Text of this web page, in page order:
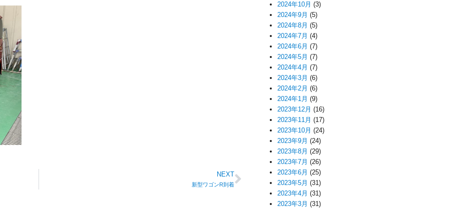
NEXT
新型ワゴンR到着
2024年10月 (3)
2024年9月 (5)
2024年8月 (5)
2024年7月 (4)
2024年6月 (7)
2024年5月 (7)
2024年4月 (7)
2024年3月 (6)
2024年2月 (6)
2024年1月 (9)
2023年12月 (16)
2023年11月 (17)
2023年10月 (24)
2023年9月 (24)
2023年8月 (29)
2023年7月 (26)
2023年6月 (25)
2023年5月 (31)
2023年4月 (31)
2023年3月 (31)